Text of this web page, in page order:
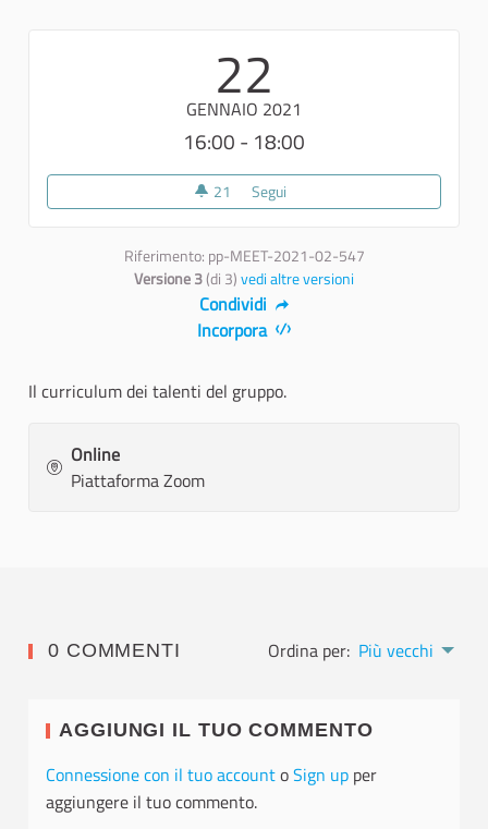
22
GENNAIO 2021
16:00 - 18:00
21 21 sostenitori
Segui
Riferimento: pp-MEET-2021-02-547
Versione 3(di 3)vedi altre versioni
Condividi
Incorpora
Il curriculum dei talenti del gruppo.
Online
Piattaforma Zoom
0 COMMENTI Ordina per: Più vecchi
AGGIUNGI IL TUO COMMENTO
Connessione con il tuo accountoSign up per
aggiungere il tuo commento.